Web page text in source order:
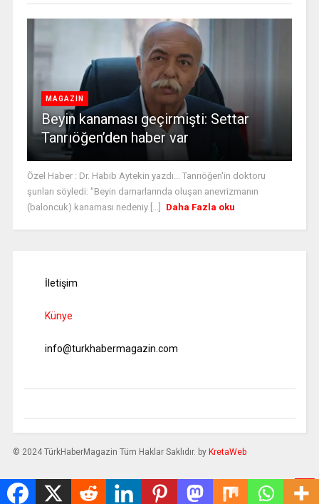
MAGAZİN
Beyin kanaması geçirmişti: Settar
Tanrıöğen’den haber var
Özel Haber : Dr. Habib Aytekin yazdı... Tanrıöğen'in doktoru
şunları söyledi: "Beyin damarlarında oluşan anevrizmanın
(baloncuk) kanaması nedeniy [...]
Daha Fazla oku
İletişim
Künye
info@turkhabermagazin.com
© 2024 TürkHaberMagazin Tüm Haklar Saklıdır. by KretaWeb